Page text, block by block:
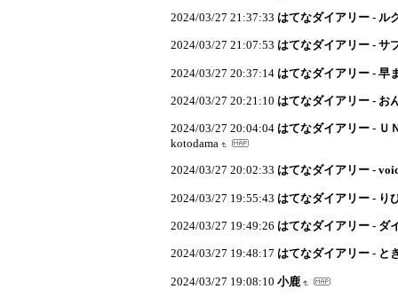
2024/03/27 21:37:33 はてなダイアリー - ル
2024/03/27 21:07:53 はてなダイアリー - サ
2024/03/27 20:37:14 はてなダイアリー - 早
2024/03/27 20:21:10 はてなダイアリー - お
2024/03/27 20:04:04 はてなダイアリー - Ｕ
kotodama
2024/03/27 20:02:33 はてなダイアリー -
2024/03/27 19:55:43 はてなダイアリー - り
2024/03/27 19:49:26 はてなダイアリー - ダ
2024/03/27 19:48:17 はてなダイアリー - と
2024/03/27 19:08:10 小鹿